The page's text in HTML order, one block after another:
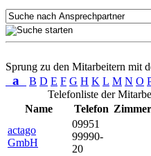
Sprung zu den Mitarbeitern mit
a B D E F G H K L M N O
Telefonliste der
Name
Telefon Zimmer
actago
GmbH
09951
99990-
20